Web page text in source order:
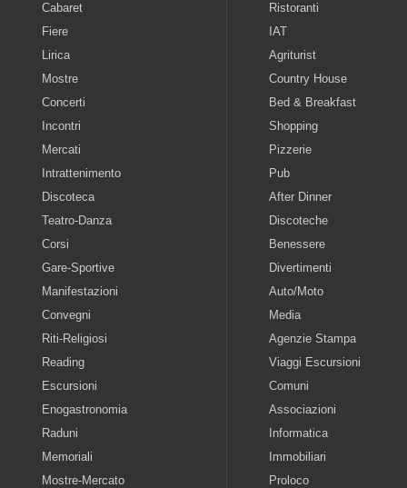
Cabaret
Fiere
Lirica
Mostre
Concerti
Incontri
Mercati
Intrattenimento
Discoteca
Teatro-Danza
Corsi
Gare-Sportive
Manifestazioni
Convegni
Riti-Religiosi
Reading
Escursioni
Enogastronomia
Raduni
Memoriali
Mostre-Mercato
Ristoranti
IAT
Agriturist
Country House
Bed & Breakfast
Shopping
Pizzerie
Pub
After Dinner
Discoteche
Benessere
Divertimenti
Auto/Moto
Media
Agenzie Stampa
Viaggi Escursioni
Comuni
Associazioni
Informatica
Immobiliari
Proloco